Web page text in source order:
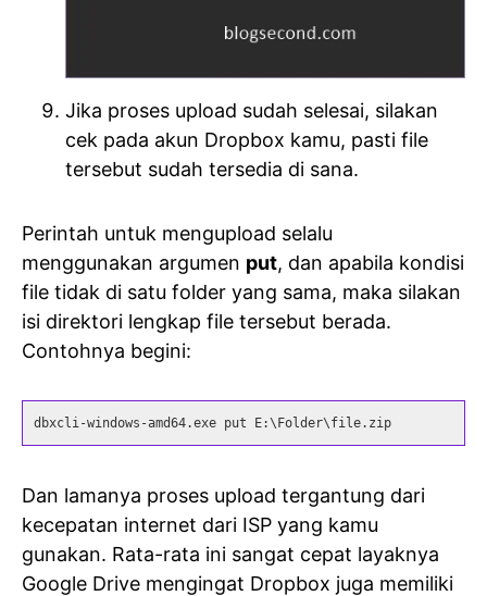
Jika proses upload sudah selesai, silakan
cek pada akun Dropbox kamu, pasti file
tersebut sudah tersedia di sana.
Perintah untuk mengupload selalu
menggunakan argumen put, dan apabila kondisi
file tidak di satu folder yang sama, maka silakan
isi direktori lengkap file tersebut berada.
Contohnya begini:
dbxcli-windows-amd64.exe put E:\Folder\file.zip
Dan lamanya proses upload tergantung dari
kecepatan internet dari ISP yang kamu
gunakan. Rata-rata ini sangat cepat layaknya
Google Drive mengingat Dropbox juga memiliki